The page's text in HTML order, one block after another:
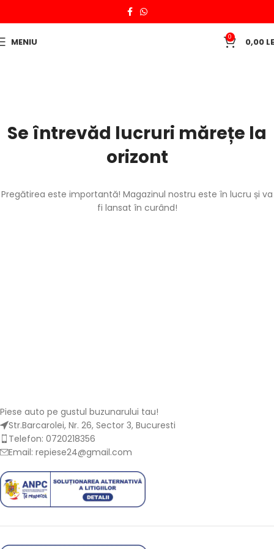
MENIU 0 0,00
Se întrevăd lucruri mărețe la
orizont
Pregătirea este importantă! Magazinul nostru este în lucru și va
fi lansat în curând!
Piese auto pe gustul buzunarului tau!
Str.Barcarolei, Nr. 26, Sector 3, Bucuresti
Telefon: 0720218356
Email: repiese24@gmail.com